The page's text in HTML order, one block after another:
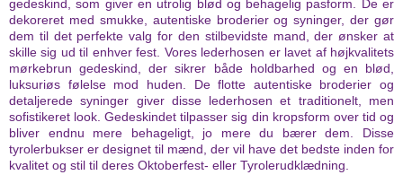
gedeskind, som giver en utrolig blød og behagelig pasform. De er
dekoreret med smukke, autentiske broderier og syninger, der gør
dem til det perfekte valg for den stilbevidste mand, der ønsker at
skille sig ud til enhver fest. Vores lederhosen er lavet af højkvalitets
mørkebrun gedeskind, der sikrer både holdbarhed og en blød,
luksuriøs følelse mod huden. De flotte autentiske broderier og
detaljerede syninger giver disse lederhosen et traditionelt, men
sofistikeret look. Gedeskindet tilpasser sig din kropsform over tid og
bliver endnu mere behageligt, jo mere du bærer dem. Disse
tyrolerbukser er designet til mænd, der vil have det bedste inden for
kvalitet og stil til deres Oktoberfest- eller Tyrolerudklædning.